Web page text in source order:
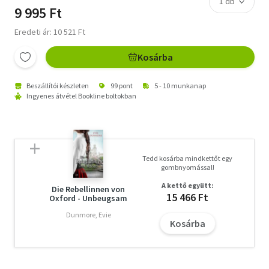
9 995 Ft
Eredeti ár: 10 521 Ft
Kosárba
Beszállítói készleten 99 pont
5 - 10 munkanap
Ingyenes átvétel Bookline boltokban
Die Rebellinnen von
Oxford - Unbeugsam
Dunmore, Evie
Tedd kosárba mindkettőt egy
gombnyomással!
A kettő együtt:
15 466 Ft
Kosárba